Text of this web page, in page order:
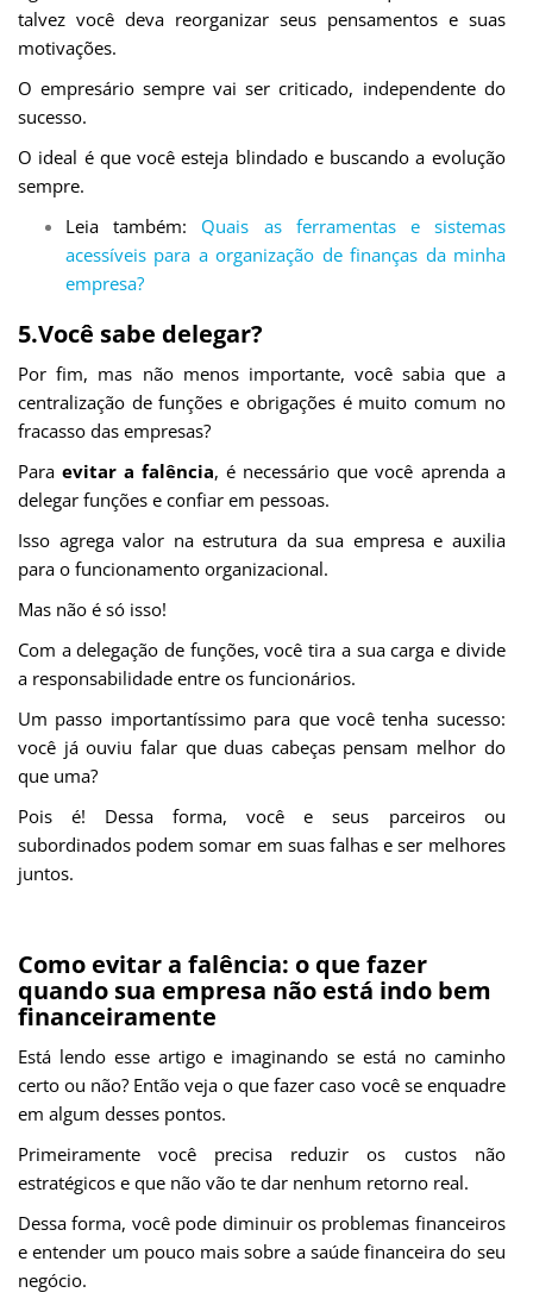
talvez você deva reorganizar seus pensamentos e suas
motivações.
O empresário sempre vai ser criticado, independente do
sucesso.
O ideal é que você esteja blindado e buscando a evolução
sempre.
Leia também: Quais as ferramentas e sistemas
acessíveis para a organização de finanças da minha
empresa?
5.Você sabe delegar?
Por fim, mas não menos importante, você sabia que a
centralização de funções e obrigações é muito comum no
fracasso das empresas?
Paraevitar a falência, é necessário que você aprenda a
delegar funções e confiar em pessoas.
Isso agrega valor na estrutura da sua empresa e auxilia
para o funcionamento organizacional.
Mas não é só isso!
Com a delegação de funções, você tira a sua carga e divide
a responsabilidade entre os funcionários.
Um passo importantíssimo para que você tenha sucesso:
você já ouviu falar que duas cabeças pensam melhor do
que uma?
Pois é! Dessa forma, você e seus parceiros ou
subordinados podem somar em suas falhas e ser melhores
juntos.
Como evitar a falência: o que fazer
quando sua empresa não está indo bem
financeiramente
Está lendo esse artigo e imaginando se está no caminho
certo ou não? Então veja o que fazer caso você se enquadre
em algum desses pontos.
Primeiramente você precisa reduzir os custos não
estratégicos e que não vão te dar nenhum retorno real.
Dessa forma, você pode diminuir os problemas financeiros
e entender um pouco mais sobre a saúde financeira do seu
negócio.